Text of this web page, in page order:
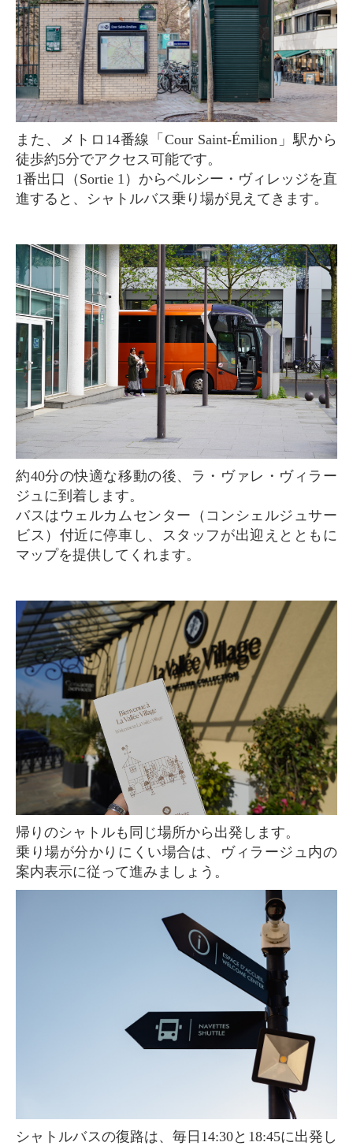
また、メトロ14番線「Cour Saint-Émilion」駅から
徒歩約5分でアクセス可能です。
1番出口（Sortie 1）からベルシー・ヴィレッジを直
進すると、シャトルバス乗り場が見えてきます。
約40分の快適な移動の後、ラ・ヴァレ・ヴィラー
ジュに到着します。
バスはウェルカムセンター（コンシェルジュサー
ビス）付近に停車し、スタッフが出迎えとともに
マップを提供してくれます。
帰りのシャトルも同じ場所から出発します。
乗り場が分かりにくい場合は、ヴィラージュ内の
案内表示に従って進みましょう。
シャトルバスの復路は、毎日14:30と18:45に出発し